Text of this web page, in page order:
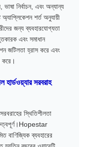
নির্বাচন, এবং অন্যান্য
অ্যাপ্লিকেশন শর্ত অনুযায়ী
জন্য ব্যবহারযোগ্যতা
এবং সমাধান
জটিলতা হ্রাস করে এবং
করে।
হার্ডওয়্যার সরবরাহ
স্থিতিশীলতা
বাণিজ্যিক ব্যবহারের